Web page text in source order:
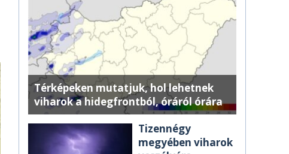
Térképeken mutatjuk, hol lehetnek
viharok a hidegfrontból, óráról órára
Tizennégy
megyében viharok